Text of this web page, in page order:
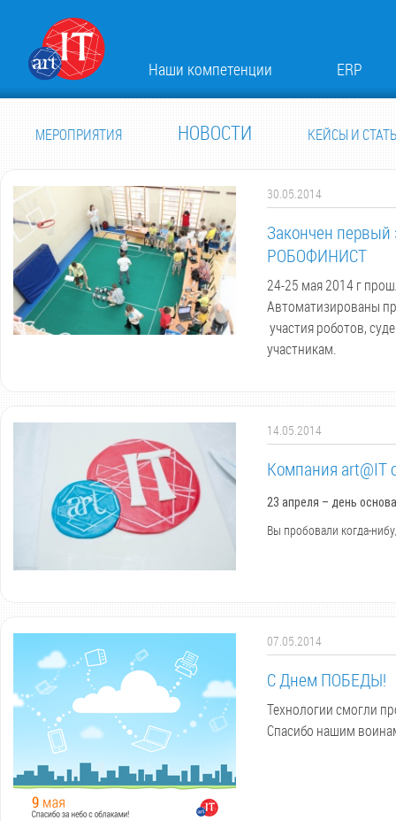
Наши компетенции ERP
МЕРОПРИЯТИЯ НОВОСТИ КЕЙСЫ И
30.05.2014
Закончен первый
РОБОФИНИСТ
24-25 мая 2014 г
Автоматизированы
участия роботов,
участникам.
14.05.2014
Компания art@IT
23 апреля – день
Вы пробовали когда-
07.05.2014
С Днем ПОБЕДЫ!
Технологии смогли
Спасибо нашим